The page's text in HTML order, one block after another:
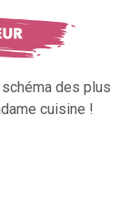
des plus
cuisine !